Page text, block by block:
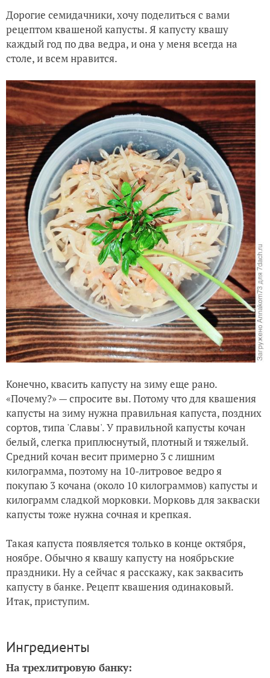
Дорогие семидачники, хочу поделиться с вами
рецептом квашеной капусты. Я капусту квашу
каждый год по два ведра, и она у меня всегда на
столе, и всем нравится.
Конечно, квасить капусту на зиму еще рано.
«Почему?» — спросите вы. Потому что для квашения
капусты на зиму нужна правильная капуста, поздних
сортов, типа 'Славы'. У правильной капусты кочан
белый, слегка приплюснутый, плотный и тяжелый.
Средний кочан весит примерно 3 с лишним
килограмма, поэтому на 10-литровое ведро я
покупаю 3 кочана (около 10 килограммов) капусты и
килограмм сладкой морковки. Морковь для закваски
капусты тоже нужна сочная и крепкая.
Такая капуста появляется только в конце октября,
ноябре. Обычно я квашу капусту на ноябрьские
праздники. Ну а сейчас я расскажу, как заквасить
капусту в банке. Рецепт квашения одинаковый.
Итак, приступим.
Ингредиенты
На трехлитровую банку: